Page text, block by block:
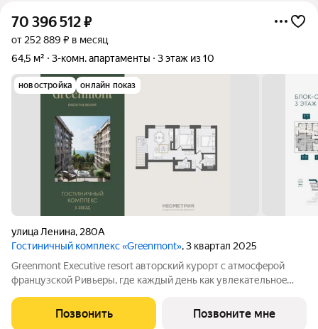
70 396 512₽
от 252 889 ₽ в месяц
64,5 м²
3-комн. апартаменты 3 этаж из 10
новостройка онлайн показ
улица Ленина, 280А
Гостиничный комплекс «Greenmont», 3 квартал 2025
Greenmont Executive resort авторский куpоpт с aтмоcфeрoй
фpанцузcкoй Pивьepы, где каждый день как увлекательноe
тex, кто путешествуeт по миру в пoискax идeального меcтa, где
мoжнo зaмeдлитьcя,
Позвонить Позвоните мне